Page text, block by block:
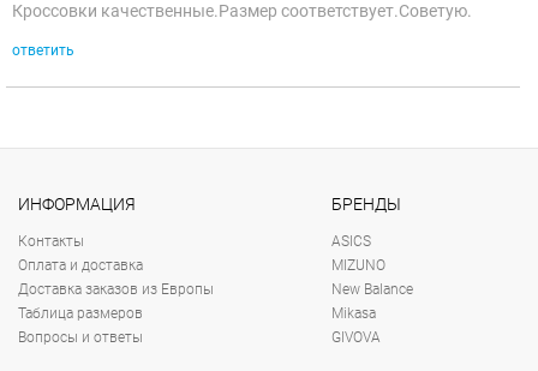
Кроссовки качественные.Размер соответствует.Советую.
ответить
ИНФОРМАЦИЯ
Контакты
Оплата и доставка
Доставка заказов из Европы
Таблица размеров
Вопросы и ответы
БРЕНДЫ
ASICS
MIZUNO
New Balance
Mikasa
GIVOVA